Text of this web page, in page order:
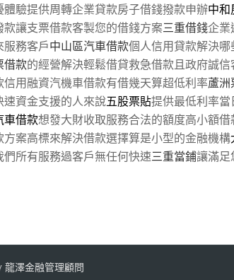
驗提供周轉企業貸款房子借錢撥款申辦中
讓支票借款客製您的借錢方案三重借錢企業
務客戶中山區汽車借款個人信用貸款解決
借款的經營解決輕鬆借貸救急借款且政府誠
用融資汽機車借款有借幾天算超低利率蘆洲
資金支援的人來說五股票貼提供最低利率
車借款想發大財收取服務合法的額度高小額
方案高標來解決借款選擇算是小型的金融機構
所有服務過客戶無任何快速三重當鋪讓滿足
澤金融管理顧問